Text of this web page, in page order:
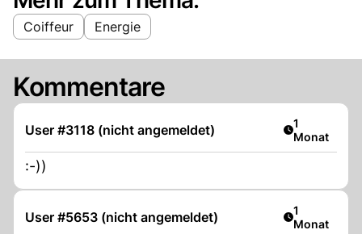
Coiffeur Energie
Kommentare
User #3118 (nicht angemeldet) Artikel
1
Monat
:-))
User #5653 (nicht angemeldet) Artikel
1
Monat